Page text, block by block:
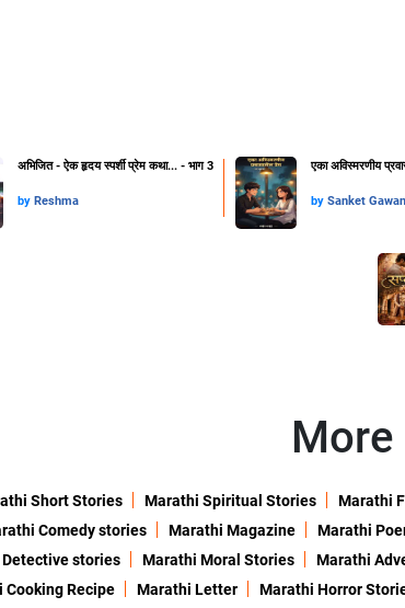
अभिजित - ऐक हृदय स्पर्शी प्रेम कथा... - भाग 3
by Reshma
एका अविस्मरणीय
by Sanket
Short Stories Marathi Spiritual Stories Marathi
Comedy stories
Marathi Magazine Marathi
stories
Marathi Moral Stories Marathi
Cooking Recipe
Marathi Letter Marathi Horror